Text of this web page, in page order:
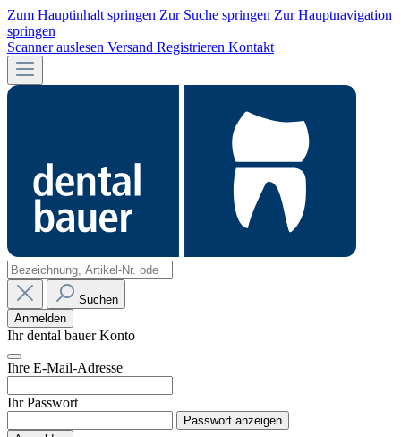
Zum Hauptinhalt springen Zur Suche springen Zur Hauptnavigation
springen
Scanner auslesen Versand Registrieren Kontakt
Suchen
Anmelden
Ihr dental bauer Konto
Ihre E-Mail-Adresse
Ihr Passwort
Passwort anzeigen